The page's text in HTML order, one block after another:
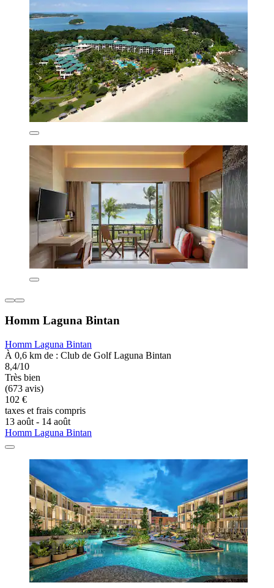
Homm Laguna Bintan
Homm Laguna Bintan
À 0,6 km de : Club de Golf Laguna Bintan
8,4/10
Très bien
(673 avis)
102 €
taxes et frais compris
13 août - 14 août
Homm Laguna Bintan